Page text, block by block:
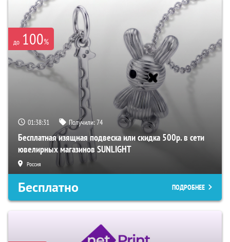
до 100%
01:38:30 Получили:74
Бесплатная изящная подвеска или скидка 500р. в сети
ювелирных магазинов SUNLIGHT
Россия
Бесплатно ПОДРОБНЕЕ